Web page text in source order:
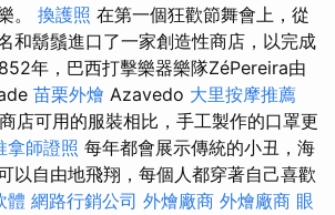
。 換護照 在第一個狂歡節舞會上，從
和鬍鬚進口了一家創造性商店，以完成
年，巴西打擊樂器樂隊ZéPereira由
苗栗外燴 Azavedo 大里按摩推薦
店可用的服裝相比，手工製作的口罩更
拿師證照 每年都會展示傳統的小丑，海
以自由地飛翔，每個人都穿著自己喜歡
體 網路行銷公司 外燴廠商 外燴廠商 眼